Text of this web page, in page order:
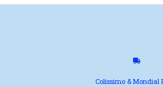
Colissimo & Mondial